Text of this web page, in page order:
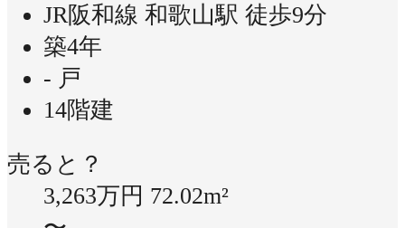
JR阪和線 和歌山駅 徒歩9分
築4年
- 戸
14階建
売ると？
3,263万円 72.02m²